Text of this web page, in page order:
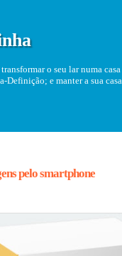
o seu lar numa
Definição; e manter a sua
pelo smartphone